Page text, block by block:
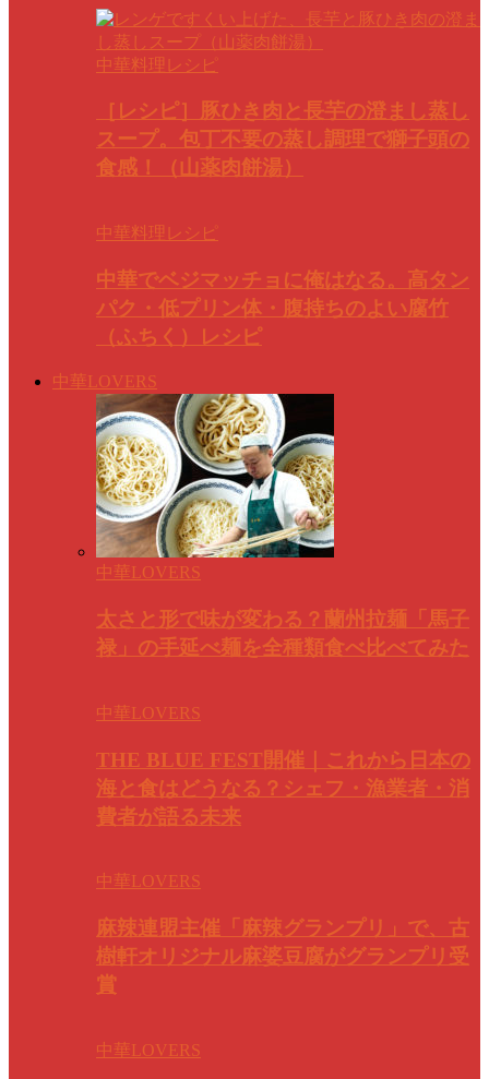
中華料理レシピ
［レシピ］豚ひき肉と長芋の澄まし蒸し
スープ。包丁不要の蒸し調理で獅子頭の
食感！（山薬肉餅湯）
中華料理レシピ
中華でベジマッチョに俺はなる。高タン
パク・低プリン体・腹持ちのよい腐竹
（ふちく）レシピ
中華LOVERS
中華LOVERS
太さと形で味が変わる？蘭州拉麺「馬子
禄」の手延べ麺を全種類食べ比べてみた
中華LOVERS
THE BLUE FEST開催｜これから日本の
海と食はどうなる？シェフ・漁業者・消
費者が語る未来
中華LOVERS
麻辣連盟主催「麻辣グランプリ」で、古
樹軒オリジナル麻婆豆腐がグランプリ受
賞
中華LOVERS